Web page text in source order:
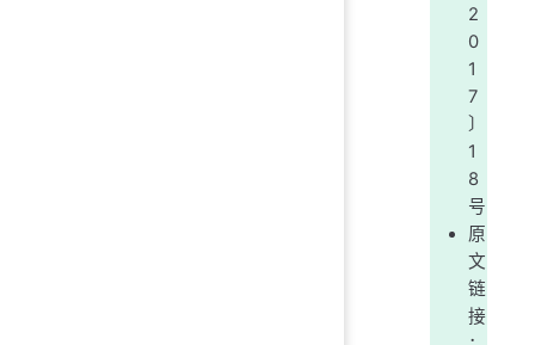
2
0
1
7
〕
1
8
号
原
文
链
接